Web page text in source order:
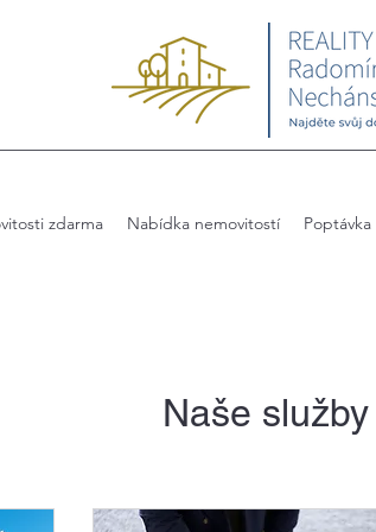
zdarma Nabídka nemovitostí Poptávka
Naše služby